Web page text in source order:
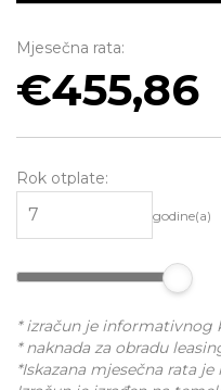
Mjesečna rata:
455,86
Rok otplate:
godine(a)
* izračun je informativnog
* naknada za obradu
*Iskazana mjesečna rata